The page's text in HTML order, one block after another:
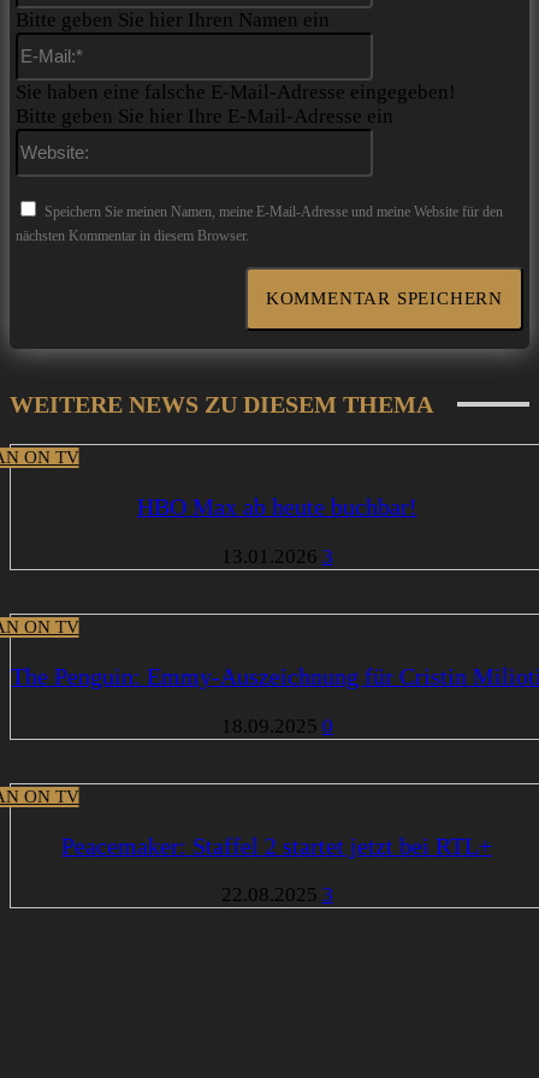
Bitte geben Sie hier Ihren Namen ein
Sie haben eine falsche E-Mail-Adresse eingegeben!
Bitte geben Sie hier Ihre E-Mail-Adresse ein
Speichern Sie meinen Namen, meine E-Mail-Adresse und meine Website für den
nächsten Kommentar in diesem Browser.
WEITERE NEWS ZU DIESEM THEMA
ON TV
HBO Max ab heute buchbar!
13.01.2026 3
ON TV
The Penguin: Emmy-Auszeichnung für Cristin
18.09.2025 0
ON TV
Peacemaker: Staffel 2 startet jetzt bei RTL+
22.08.2025 3